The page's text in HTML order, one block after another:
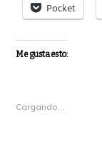
Pocket
Me gusta esto:
Cargando...